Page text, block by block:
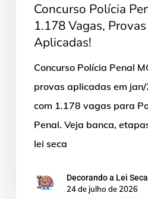
Concurso Polícia
1.178 Vagas, Provas
Aplicadas!
Concurso Polícia Penal
provas aplicadas em
com 1.178 vagas para
Penal. Veja banca,
lei seca
Decorando a Lei Seca
24 de julho de 2026